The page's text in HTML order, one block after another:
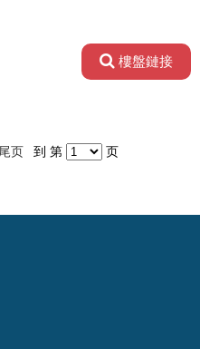
樓盤鏈接
尾页 到 第 页